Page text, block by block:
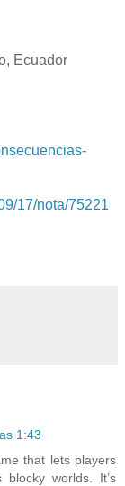
Ecuador
17/nota/75221
1:43
that lets players
worlds. It’s